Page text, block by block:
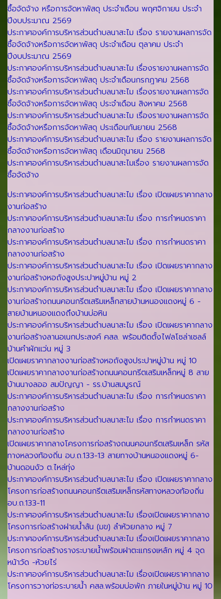
ซื้อจัดจ้าง หรือการจัดหาพัสดุ ประจำเดือน พฤศจิกายน ประจำ
ปีงบประมาณ 2569
ประกาศองค์การบริหารส่วนตำบลนาสะไม เรื่อง รายงานผลการจัด
ซื้อจัดจ้างหรือการจัดหาพัสดุ ประจำเดือน ตุลาคม ประจำ
ปีงบประมาณ 2569
ประกาศองค์การบริหารส่วนตำบลนาสะไม เรื่องรายงานผลการจัด
ซื้อจัดจ้างหรือการจัดหาพัสดุ ประจำเดือนกรกฎาคม 2568
ประกาศองค์การบริหารส่วนตำบลนาสะไม เรื่องรายงานผลการจัด
ซื้อจัดจ้างหรือการจัดหาพัสดุ ประจำเดือน สิงหาคม 2568
ประกาศองค์การบริหารส่วนตำบลนาสะไม เรื่องรายงานผลการจัด
ซื้อจัดจ้างหรือการจัดหาพัสดุ ประเดือนกันยายน 2568
ประกาศองค์การบริหารส่วนตำบลนาสะไม เรื่อง รายงานผลการจัด
ซื้อจัดจ้างหรือการจัดหาพัสดุ เดือนมิถุนายน 2568
ประกาศองค์การบริหารส่วนตำบลนาสะไมเรื่อง รายงานผลการจัด
ซื้อจัดจ้าง
ประกาศองค์การบริหารส่วนตำบลนาสะไม เรื่อง เปิดเผยราคากลาง
งานก่อสร้าง
ประกาศองค์การบริหารส่วนตำบลนาสะไม เรื่อง การกำหนดราคา
กลางงานก่อสร้าง
ประกาศองค์การบริหารส่วนตำบลนาสะไม เรื่อง การกำหนดราคา
กลางงานก่อสร้าง
ประกาศองค์การบริหารส่วนตำบลนาสะไม เรื่อง เปิดเผยราคากลาง
งานก่อสร้างหอถังสูงประปาหมู่บ้าน หมู่ 2
ประกาศองค์การบริหารส่วนตำบลนาสะไม เรื่อง เปิดเผยราคากลาง
งานก่อสร้างถนนคอนกรีตเสริมเหล็กสายบ้านหนองแดงหมู่ 6 -
สายบ้านหนองแดงถึงบ้านบ่อหิน
ประกาศองค์การบริหารส่วนตำบลนาสะไม เรื่อง เปิดเผยราคากลาง
งานก่อสร้างลานอเนกประสงค์ คสล. พร้อมติดตั้งไฟลโซล่าเซลล์
บ้านคำผักแว่น หมู่ 3
เปิดเผยราคากลางงานก่อสร้างหอถังสูงประปาหมู่บ้าน หมู่ 10
เปิดเผยราคากลางงานก่อสร้างถนนคอนกรีตเสริมเหล็กหมู่ 8 สาย
บ้านนางลออ สมปัญญา - รร.บ้านสมบูรณ์
ประกาศองค์การบริหารส่วนตำบลนาสะไม เรื่อง การกำหนดราคา
กลางงานก่อสร้าง
ประกาศองค์การบริหารส่วนตำบลนาสะไม เรื่อง การกำหนดราคา
กลางงานก่อสร้าง
เปิดเผยราคากลางโครงการก่อสร้างถนนคอนกรีตเสริมเหล็ก รหัส
ทางหลวงท้องถิ่น อบ.ถ.133-13 สายทางบ้านหนองแดงหมู่ 6-
บ้านดอนงัว ต.ไหล่ทุ่ง
ประกาศองค์การบริหารส่วนตำบลนาสะไม เรื่อง เปิดเผยราคากลาง
โครงการก่อสร้างถนนคอนกรีตเสริมเหล็กรหัสทางหลวงท้องถิ่น
อบ.ถ.133-11
ประกาศองค์การบริหารส่วนตำบลนาสะไม เรื่องเปิดเผยราคากลาง
โครงการก่อสร้างฝายน้ำล้น (มข) ลำห้วยกลาง หมู่ 7
ประกาศองค์การบริหารส่วนตำบลนาสะไม เรื่องเปิดเผยราคากลาง
โครงการก่อสร้างรางระบายน้ำพร้อมฝาตะแกรงเหล้ก หมู่ 4 จุด
หน้าวัด -ห้วยไร่
ประกาศองค์การบริหารส่วนตำบลนาสะไม เรื่องเปิดเผยราคากลาง
โครงการวางท่อระบายน้ำ คสล.พร้อมบ่อพัก ภายในหมู่บ้าน หมู่ 10